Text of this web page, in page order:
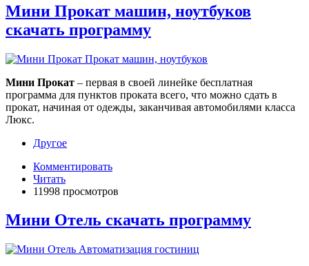
Мини Прокат машин, ноутбуков
скачать программу
Мини Прокат – первая в своей линейке бесплатная
программа для пунктов проката всего, что можно сдать в
прокат, начиная от одежды, заканчивая автомобилями класса
Люкс.
Другое
Комментировать
Читать
11998 просмотров
Мини Отель скачать программу